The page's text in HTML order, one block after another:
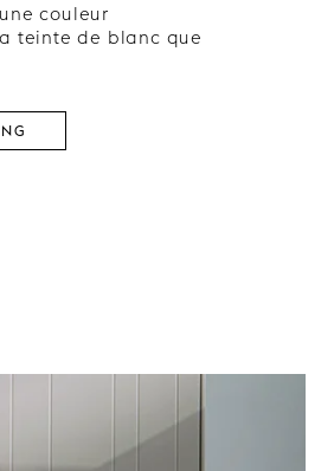
couleur
teinte de blanc que